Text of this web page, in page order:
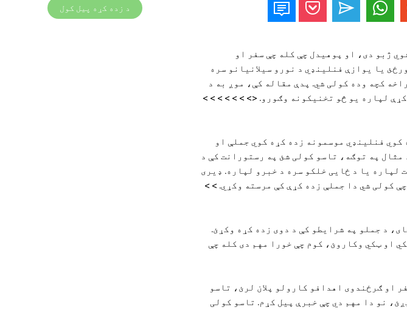
کچه ویل شوي ژبو دی، او پوهیدل چې کله چې سفر او
یا یوازې فنلینډي د نورو سیلانیانو سره
کچه وده کولی شي. پدې مقاله کې، موږ به د
لپاره یو څو تخنیکونه وګورو. <> > > > > > >
کړه کوي فنلینډي موسمونه زده کړه کوي جملې او
په توګه، تاسو کولی شئ په رستورانت کې د
یا د ځایی خلکو سره د خبرو لپاره. ډیری
کولی شي دا جملې زده کړې کې مرسته وکړي. > >
پرځای، د جملو په شرایطو کې د دوی زده کړه وکړئ.
او ټکي وکاروئ، کوم چې خورا مهم دی کله چې
فنلینډي د سفر او ګرځندوی اهدافو کارولو پلان لرئ، تاسو
نو دا مهم دي چې خبرې پیل کړم. تاسو کولی
د زده کړه پیل کول